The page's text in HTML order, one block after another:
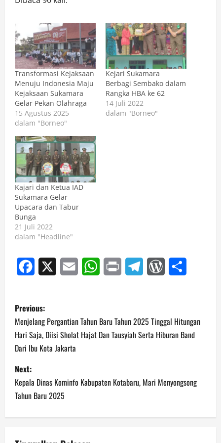
Transformasi Kejaksaan
Menuju Indonesia Maju
Kejaksaan Sukamara
Gelar Pekan Olahraga
15 Agustus 2025
dalam "Borneo"
Kejari Sukamara
Berbagi Sembako dalam
Rangka HBA ke 62
14 Juli 2022
dalam "Borneo"
Kajari dan Ketua IAD
Sukamara Gelar
Upacara dan Tabur
Bunga
21 Juli 2022
dalam "Headline"
Facebook Email WhatsApp
Print TelegramWordPress
P
o
s
t
n
Previous:
Menjelang Pergantian Tahun Baru Tahun 2025 Tinggal Hitungan
Hari Saja, Diisi Sholat Hajat Dan Tausyiah Serta Hiburan Band
Dari Ibu Kota Jakarta
Next:
Kepala Dinas Kominfo Kabupaten Kotabaru, Mari Menyongsong
Tahun Baru 2025